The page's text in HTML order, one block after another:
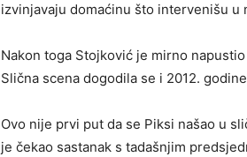
izvinjavaju domaćinu što intervenišu u
Nakon toga Stojković je mirno
Slična scena dogodila se i 2012. godine
Ovo nije prvi put da se Piksi našao u
je čekao sastanak s tadašnjim